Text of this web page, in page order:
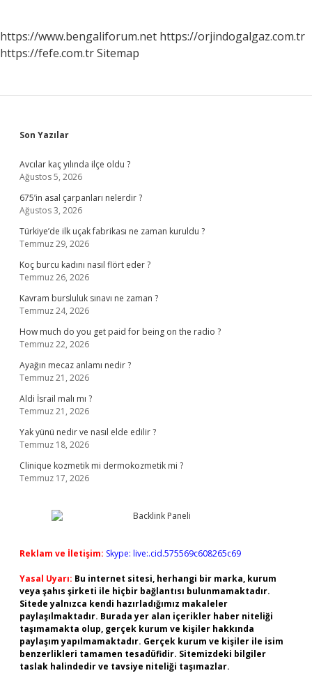
Yükselir
https://www.bengaliforum.net https://orjindogalgaz.com.tr
https://fefe.com.trSitemap
Sidebar
Son Yazılar
Avcılar kaç yılında ilçe oldu ?
Ağustos 5, 2026
675’in asal çarpanları nelerdir ?
Ağustos 3, 2026
Türkiye’de ilk uçak fabrikası ne zaman kuruldu ?
Temmuz 29, 2026
Koç burcu kadını nasıl flört eder ?
Temmuz 26, 2026
Kavram bursluluk sınavı ne zaman ?
Temmuz 24, 2026
How much do you get paid for being on the radio ?
Temmuz 22, 2026
Ayağın mecaz anlamı nedir ?
Temmuz 21, 2026
Aldi İsrail malı mı ?
Temmuz 21, 2026
Yak yünü nedir ve nasıl elde edilir ?
Temmuz 18, 2026
Clinique kozmetik mi dermokozmetik mi ?
Temmuz 17, 2026
Reklam ve İletişim: Skype: live:.cid.575569c608265c69
Yasal Uyarı: Bu internet sitesi, herhangi bir marka, kurum
veya şahıs şirketi ile hiçbir bağlantısı bulunmamaktadır.
Sitede yalnızca kendi hazırladığımız makaleler
paylaşılmaktadır. Burada yer alan içerikler haber niteliği
taşımamakta olup, gerçek kurum ve kişiler hakkında
paylaşım yapılmamaktadır. Gerçek kurum ve kişiler ile isim
benzerlikleri tamamen tesadüfidir. Sitemizdeki bilgiler
taslak halindedir ve tavsiye niteliği taşımazlar.